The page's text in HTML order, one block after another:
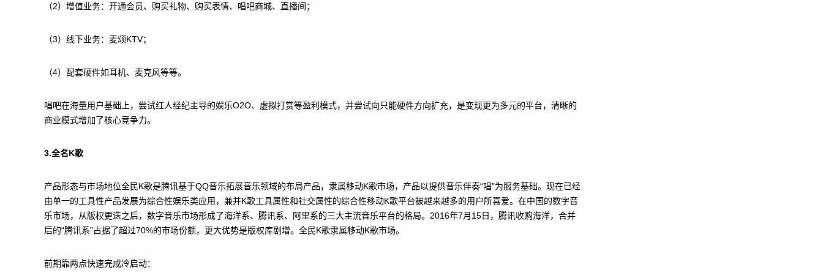
（2）增值业务：开通会员、购买礼物、购买表情、唱吧商城、直播间；
（3）线下业务：麦颂KTV；
（4）配套硬件如耳机、麦克风等等。
唱吧在海量用户基础上，尝试红人经纪主导的娱乐O2O、虚拟打赏等盈利模式，并尝试向只能硬件方向扩充，是变现更为多元的平台，清晰的
商业模式增加了核心竞争力。
3.全名K歌
产品形态与市场地位全民K歌是腾讯基于QQ音乐拓展音乐领域的布局产品，隶属移动K歌市场，产品以提供音乐伴奏“唱”为服务基础。现在已经
由单一的工具性产品发展为综合性娱乐类应用，兼并K歌工具属性和社交属性的综合性移动K歌平台被越来越多的用户所喜爱。在中国的数字音
乐市场，从版权更迭之后，数字音乐市场形成了海洋系、腾讯系、阿里系的三大主流音乐平台的格局。2016年7月15日，腾讯收购海洋，合并
后的“腾讯系”占据了超过70%的市场份额，更大优势是版权库剧增。全民K歌隶属移动K歌市场。
前期靠两点快速完成冷启动：